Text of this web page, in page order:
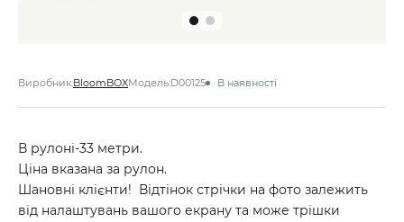
Виробник:BloomBOXМодель:D00125 В наявності
В рулоні-33 метри.
Ціна вказана за рулон.
Шановні клієнти! Відтінок стрічки на фото залежить
від налаштувань вашого екрану та може трішки